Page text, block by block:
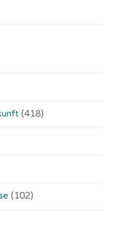
(418)
(102)